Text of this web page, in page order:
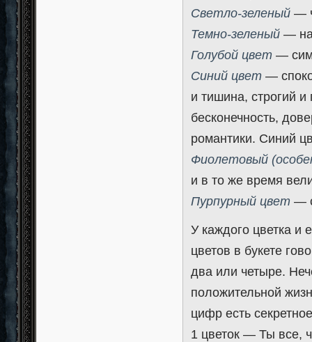
Светло-зеленый —
Темно-зеленый —
Голубой цвет —
Синий цвет—
и тишина, строгий
бесконечность,
романтики. Синий
Фиолетовый
и в то же время
Пурпурный цвет —
У каждого цветка и
цветов в букете
два или четыре.
положительной
цифр есть
1 цветок — Ты все,